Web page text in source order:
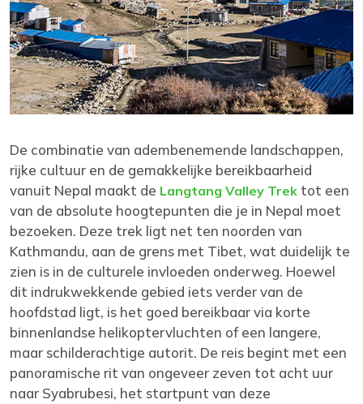
De combinatie van adembenemende landschappen,
rijke cultuur en de gemakkelijke bereikbaarheid
vanuit Nepal maakt de Langtang Valley Trek tot een
van de absolute hoogtepunten die je in Nepal moet
bezoeken. Deze trek ligt net ten noorden van
Kathmandu, aan de grens met Tibet, wat duidelijk te
zien is in de culturele invloeden onderweg. Hoewel
dit indrukwekkende gebied iets verder van de
hoofdstad ligt, is het goed bereikbaar via korte
binnenlandse helikoptervluchten of een langere,
maar schilderachtige autorit. De reis begint met een
panoramische rit van ongeveer zeven tot acht uur
naar Syabrubesi, het startpunt van deze